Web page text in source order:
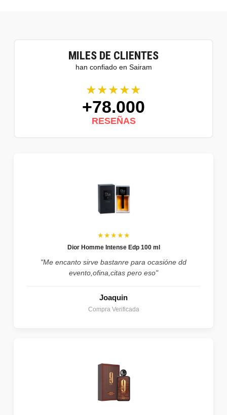
MILES DE CLIENTES
han confiado en Sairam
★★★★★
+78.000
RESEÑAS
★★★★★
Dior Homme Intense Edp 100 ml
"Me encanto sirve bastanre para ocasióne dd
evento,ofina,citas pero eso"
Joaquin
Compra Verificada